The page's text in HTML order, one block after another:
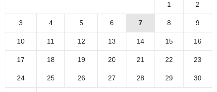
1 2
3 4 5 6 7 8 9
10 11 12 13 14 15 16
17 18 19 20 21 22 23
24 25 26 27 28 29 30